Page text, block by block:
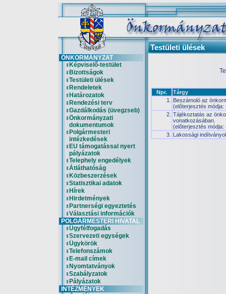
Testületi ülések
ÖNKORMÁNYZAT
Képviselő-testület
Bizottságok
Testületi ülések
Rendeletek
Határozatok
Rendezési terv
Gazdálkodás (üvegzseb)
Önkormányzati
dokumentumok
Polgármesteri
intézkedések
EU támogatással nyert
pályázatok
Telephely engedélyek
Átláthatóság
Közbeszerzések
Statisztikai adatok
Hírek
Hirdetmények
Partnerségi egyeztetés
Választási információk
POLGÁRMESTERI HIVATAL
Ügyfélfogadás
Szervezeti egységek
Ügykörök
Telefonszámok
E-mail címek
Nyomtatványok
Szabályzatok
Pályázatok
INTÉZMÉNYEK
Npr.
Tárgy
1.
Beszámoló az
(előterjesztés módja:
2. Tájékoztatás az
vonatkozásában.
(előterjesztés módja:
3.
Lakossági